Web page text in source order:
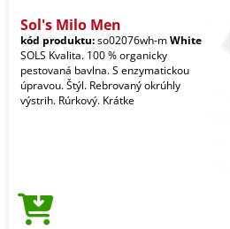
Sol's Milo Men
kód produktu:so02076wh-mWhite
SOLS Kvalita. 100 % organicky
pestovaná bavlna. S enzymatickou
úpravou. Štýl. Rebrovaný okrúhly
výstrih. Rúrkový. Krátke